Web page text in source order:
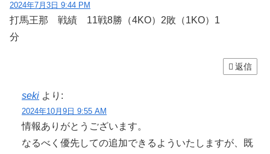
2024年7月3日 9:44 PM
打馬王那 戦績 11戦8勝（4KO）2敗（1KO）1
分
返信
seki より:
2024年10月9日 9:55 AM
情報ありがとうございます。
なるべく優先しての追加できるよういたしますが、既